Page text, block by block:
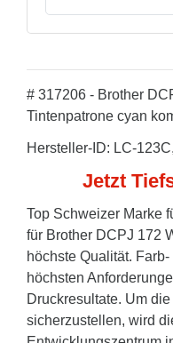
# 317206 - Brother
Tintenpatrone cyan
Hersteller-ID: LC-
Jetzt
Top Schweizer Marke
für Brother DCPJ 172
höchste Qualität.
höchsten
Druckresultate. Um
sicherzustellen, wird